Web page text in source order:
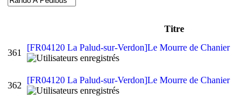
Titre
361
[FR04120 La Palud-sur-Verdon]Le Mourre de Chanier
362
[FR04120 La Palud-sur-Verdon]Le Mourre de Chanier